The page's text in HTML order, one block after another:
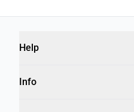
Help
Info